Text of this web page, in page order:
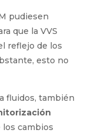
pudiesen
que la VVS
reflejo de los
esto no
fluidos, también
cambios